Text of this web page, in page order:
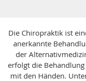
Die Chiropraktik ist
anerkannte
der
erfolgt die
mit den Händen.